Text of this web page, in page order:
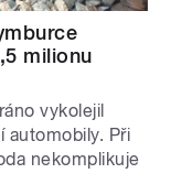
milionu
vykolejil
automobily. Při
nekomplikuje